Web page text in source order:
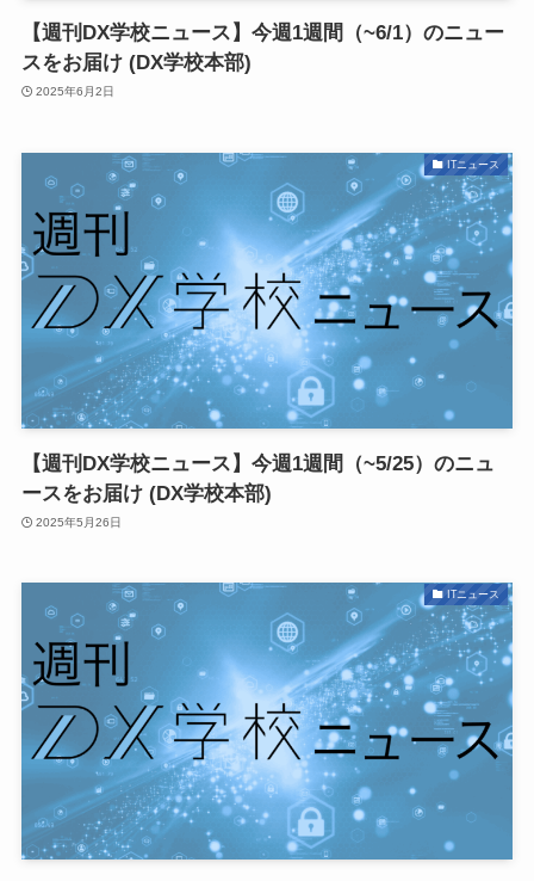
【週刊DX学校ニュース】今週1週間（~6/1）のニュー
スをお届け (DX学校本部)
2025年6月2日
ITニュース
【週刊DX学校ニュース】今週1週間（~5/25）のニュ
ースをお届け (DX学校本部)
2025年5月26日
ITニュース